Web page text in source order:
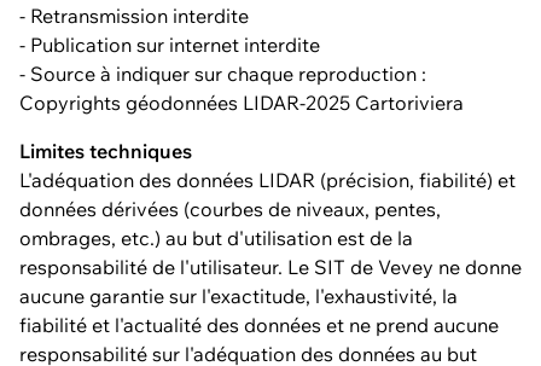
- Retransmission interdite
- Publication sur internet interdite
- Source à indiquer sur chaque reproduction :
Copyrights géodonnées LIDAR-2025 Cartoriviera
Limites techniques
L'adéquation des données LIDAR (précision, fiabilité) et
données dérivées (courbes de niveaux, pentes,
ombrages, etc.) au but d'utilisation est de la
responsabilité de l'utilisateur. Le SIT de Vevey ne donne
aucune garantie sur l'exactitude, l'exhaustivité, la
fiabilité et l'actualité des données et ne prend aucune
responsabilité sur l'adéquation des données au but